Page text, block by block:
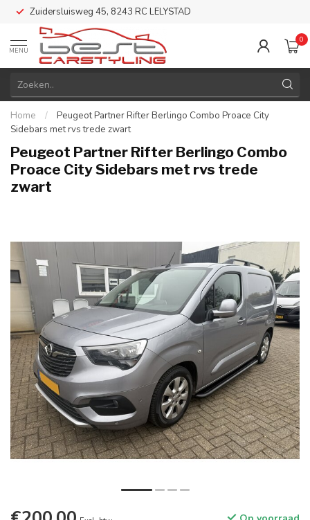
Zuidersluisweg 45, 8243 RC LELYSTAD
MENU
0
Home /
Peugeot Partner Rifter Berlingo Combo Proace City
Sidebars met rvs trede zwart
Peugeot Partner Rifter Berlingo Combo
Proace City Sidebars met rvs trede
zwart